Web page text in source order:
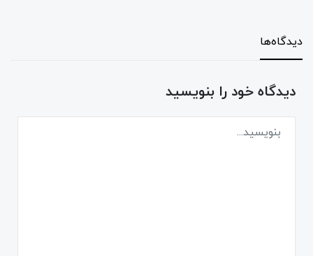
دیدگاه‌ها
دیدگاه خود را بنویسید